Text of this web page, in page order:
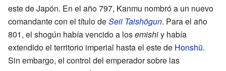
este de Japón. En el año 797, Kanmu nombró a un nuevo
comandante con el título deSeii Taishōgun. Para el año
801, el shogún había vencido a losemishiy había
extendido el territorio imperial hasta el este de Honshū.
Sin embargo, el control del emperador sobre las